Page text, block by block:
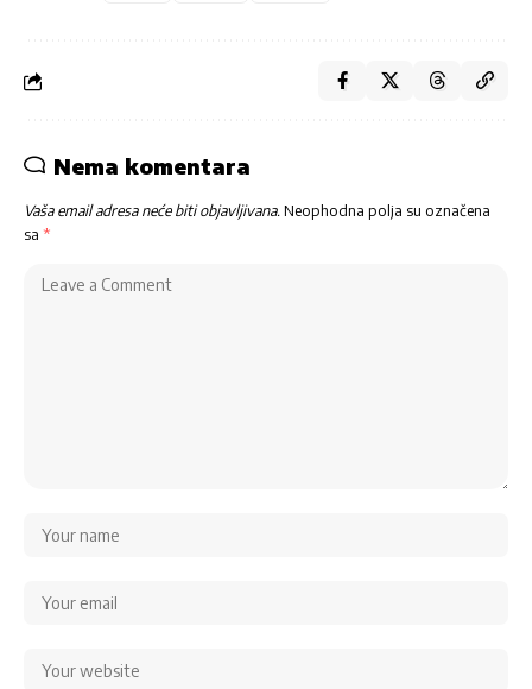
Nema komentara
Vaša email adresa neće biti objavljivana.Neophodna polja su označena
sa *